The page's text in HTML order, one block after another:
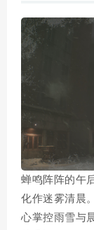
蝉鸣阵阵的午
化作迷雾清晨
心掌控雨雪与